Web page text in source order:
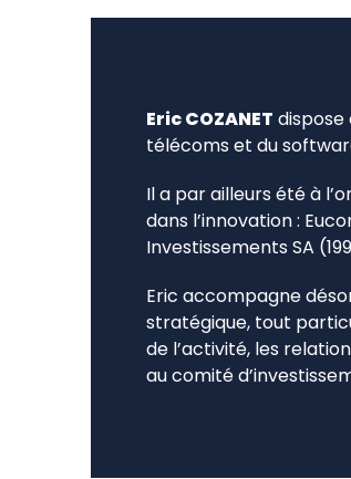
Eric COZANET dispose
télécoms et du
Il a par ailleurs été à
dans l’innovation :
Investissements SA
Eric accompagne
stratégique, tout
de l’activité, les
au comité